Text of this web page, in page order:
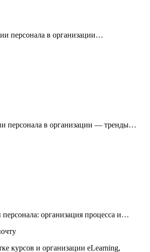
персонала в организации…
персонала в организации — тренды…
персонала: организация процесса и…
курсов и организации eLearning,